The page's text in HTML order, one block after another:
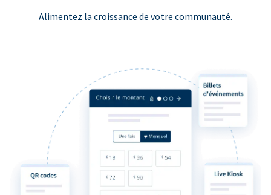
Alimentez la croissance de votre communauté.